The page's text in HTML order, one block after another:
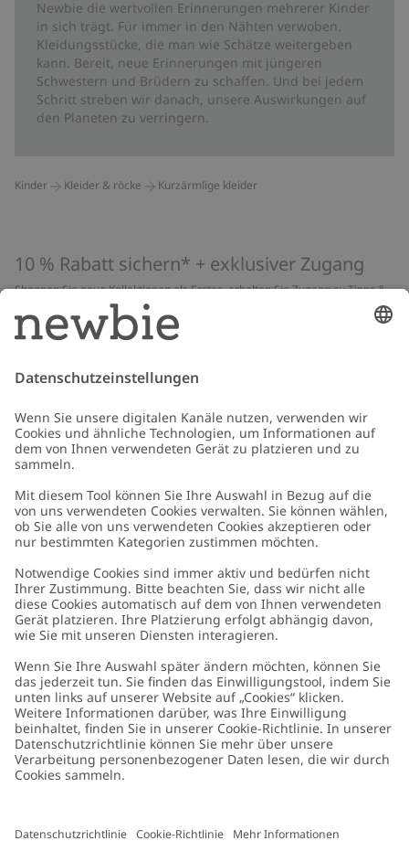
Newbie die wertvollen Erinnerungen mehrerer Kinder
in sich trägt. Für immer in den Nähten verwoben.
Kleidungsstücke, die man wie Schätze weitergeben
kann. Bereit, neue Erinnerungen mit jüngeren
Schwestern und Brüdern zu schaffen. Und bei jedem
Schritt streben wir danach, unsere Auswirkungen auf
den Planeten zu verringern.
Kinder Kleider & röcke Kurzärmlige kleider
10 % Rabatt sichern* + exklusiver Zugang
Shoppen Sie neue Kollektionen als Erstes, erhalten Sie Zugang zu Tipps &
Guides und profitieren Sie von exklusiven Angeboten
*Gilt nur für deine erste Bestellung und ist nicht mit anderen Rabatten
oder Angeboten kombinierbar. Gilt nicht für limitierte Artikel. Lies unsere
Schicken
Kundenservice
Kontaktieren Sie uns
FAQ
Barrierefreiheit
Datenschutzrichtlinie
Cookie-Richtlinie
Über uns
Über Newbie
Nachhaltigkeit
Impressum
Presse
Germany Standort ändern
Cookies